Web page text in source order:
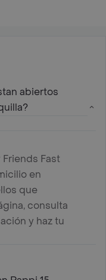
abiertos
Fast
en
que
consulta
y haz tu